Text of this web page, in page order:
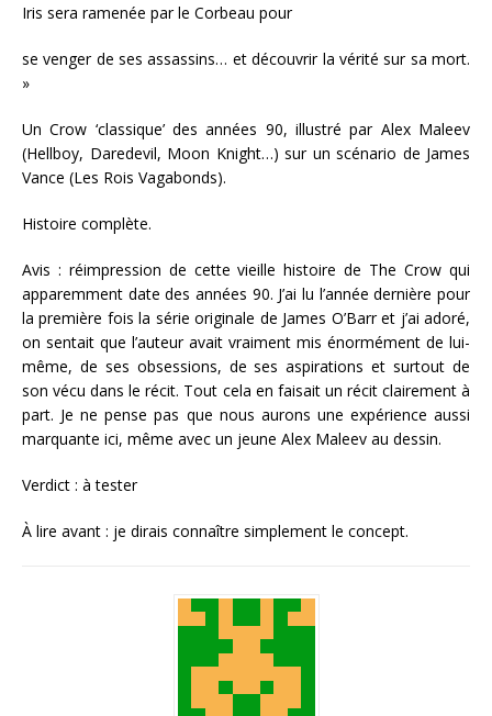
Iris sera ramenée par le Corbeau pour
se venger de ses assassins… et découvrir la vérité sur sa mort.
»
Un Crow ‘classique’ des années 90, illustré par Alex Maleev
(Hellboy, Daredevil, Moon Knight…) sur un scénario de James
Vance (Les Rois Vagabonds).
Histoire complète.
Avis : réimpression de cette vieille histoire de The Crow qui
apparemment date des années 90. J’ai lu l’année dernière pour
la première fois la série originale de James O’Barr et j’ai adoré,
on sentait que l’auteur avait vraiment mis énormément de lui-
même, de ses obsessions, de ses aspirations et surtout de
son vécu dans le récit. Tout cela en faisait un récit clairement à
part. Je ne pense pas que nous aurons une expérience aussi
marquante ici, même avec un jeune Alex Maleev au dessin.
Verdict : à tester
À lire avant : je dirais connaître simplement le concept.